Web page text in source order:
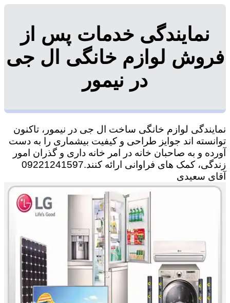
نمایندگی خدمات پس از
فروش لوازم خانگی ال جی
در نیمور
نمایندگی لوازم خانگی ساخت ال جی در نیمور، تاکنون
توانسته اند جوایز طراحی و کیفیت بیشماری را به دست
آورده و به صاحبان خانه در امر خانه داری و گذران امور
زندگی، کمک های فراوانی ارائه کنند.09221241597
آقای سعیدی